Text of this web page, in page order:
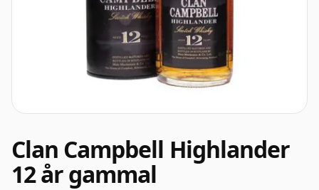
Clan Campbell Highlander
12 år gammal